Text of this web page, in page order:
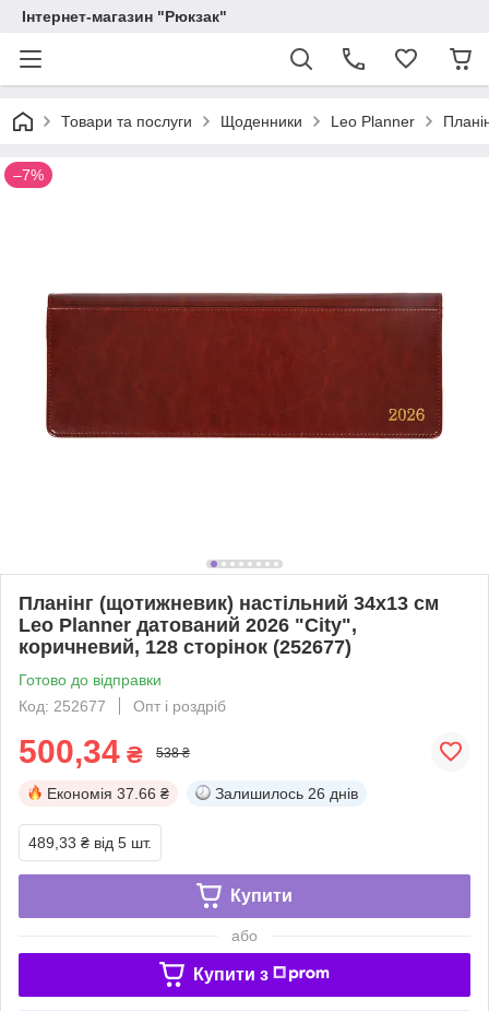
Інтернет-магазин "Рюкзак"
Товари та послуги Щоденники Leo Planner
–7%
Планінг (щотижневик) настільний 34х13 см
Leo Planner датований 2026 "City",
коричневий, 128 сторінок (252677)
Готово до відправки
Код: 252677
Опт і роздріб
500,34 ₴ 538 ₴
Економія 37.66 ₴ Залишилось 26 днів
489,33 ₴ від 5 шт.
Купити
або
Купити з